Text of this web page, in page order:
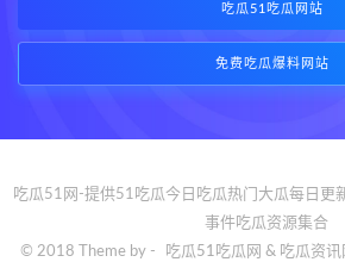
吃瓜51吃瓜网站
免费吃瓜爆料网站
吃瓜51网-提供51吃瓜今日吃瓜热门大瓜每日更
事件吃瓜资源集合
© 2018 Theme by -
吃瓜51吃瓜网 & 吃瓜资讯